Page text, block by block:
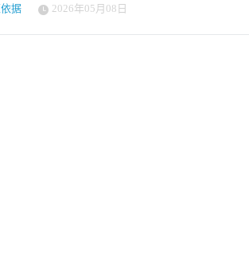
业HR与财务协同管理领域的先发优势。 profitize是一家来自
将用于扩展技术并进军欧洲新市场。本轮融资由
据 2026年05月08日